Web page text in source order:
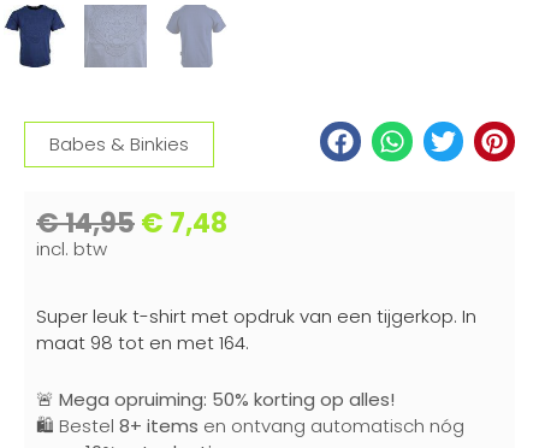
Babes & Binkies
€14,95€ 7,48
incl. btw
Super leuk t-shirt met opdruk van een tijgerkop. In
maat 98 tot en met 164.
🚨 Mega opruiming: 50% korting op alles!
🛍️ Bestel 8+ items en ontvang automatisch nóg